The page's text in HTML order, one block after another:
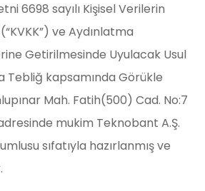
6698 sayılı Kişisel Verilerin
ve Aydınlatma
Getirilmesinde Uyulacak Usul
Tebliğ kapsamında Görükle
Mah. Fatih(500) Cad. No:7
mukim Teknobant A.Ş.
sıfatıyla hazırlanmış ve